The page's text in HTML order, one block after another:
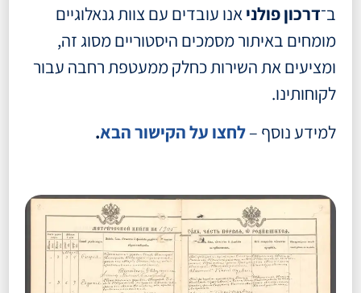
ב־דרכון פולניאנו עובדים עם צוות גנאלוגיים
מומחים באיתור מסמכים היסטוריים מסוג זה,
ומציעים את השירות כחלק ממעטפת רחבה עבור
לקוחותינו.
למידע נוסף –לחצו על הקישור הבא.